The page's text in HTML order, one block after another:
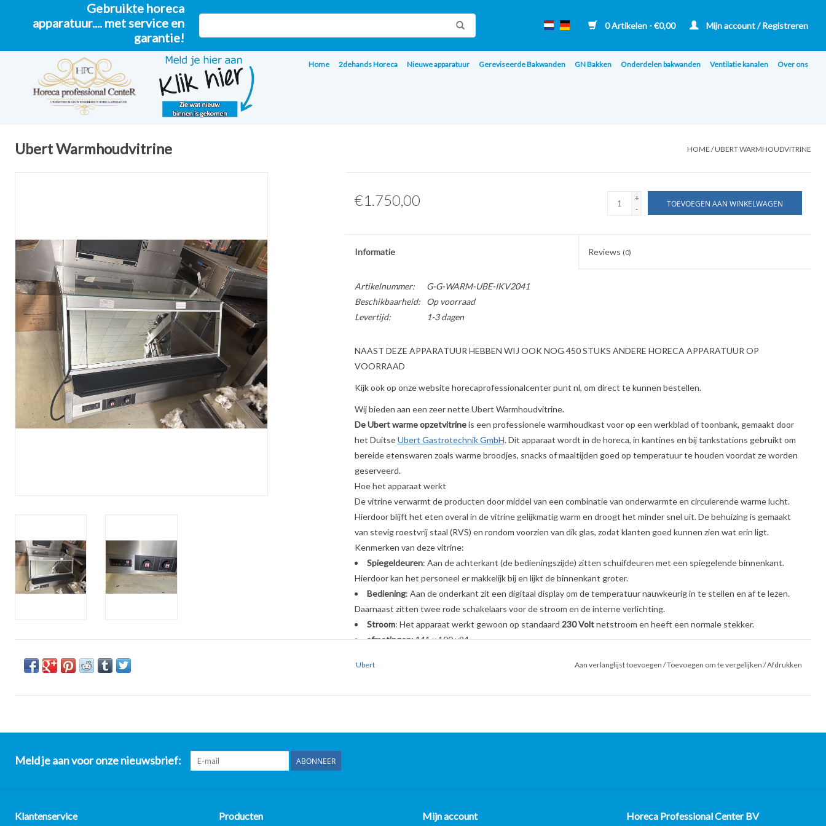
Gebruikte horeca
apparatuur.... met service en
garantie!
0 Artikelen - €0,00 Mijn account / Registreren
Home 2dehands Horeca Nieuwe apparatuur Gereviseerde Bakwanden GN Bakken Onderdelen bakwanden Ventilatie kanalen Over ons
Ubert Warmhoudvitrine HOME /UBERT WARMHOUDVITRINE
€1.750,00
+
-
TOEVOEGEN AAN WINKELWAGEN
Informatie Reviews (0)
Artikelnummer:
G-G-WARM-UBE-IKV2041
Beschikbaarheid:
Op voorraad
Levertijd:
1-3 dagen
NAAST DEZE APPARATUUR HEBBEN WIJ OOK NOG 450 STUKS ANDERE HORECA APPARATUUR OP
VOORRAAD
Kijk ook op onze website horecaprofessionalcenter punt nl, om direct te kunnen bestellen.
Wij bieden aan een zeer nette Ubert Warmhoudvitrine.
De Ubert warme opzetvitrineis een professionele warmhoudkast voor op een werkblad of toonbank, gemaakt door
het DuitseUbert Gastrotechnik GmbH. Dit apparaat wordt in de horeca, in kantines en bij tankstations gebruikt om
bereide etenswaren zoals warme broodjes, snacks of maaltijden goed op temperatuur te houden voordat ze worden
geserveerd.
Hoe het apparaat werkt
De vitrine verwarmt de producten door middel van een combinatie van onderwarmte en circulerende warme lucht.
Hierdoor blijft het eten overal in de vitrine gelijkmatig warm en droogt het minder snel uit. De behuizing is gemaakt
van stevig roestvrij staal (RVS) en rondom voorzien van dik glas, zodat klanten goed kunnen zien wat erin ligt.
Kenmerken van deze vitrine:
Spiegeldeuren: Aan de achterkant (de bedieningszijde) zitten schuifdeuren met een spiegelende binnenkant.
Hierdoor kan het personeel er makkelijk bij en lijkt de binnenkant groter.
Bediening: Aan de onderkant zit een digitaal display om de temperatuur nauwkeurig in te stellen en af te lezen.
Daarnaast zitten twee rode schakelaars voor de stroom en de interne verlichting.
Stroom: Het apparaat werkt gewoon op standaard 230 Voltnetstroom en heeft een normale stekker.
afmetingen:141 x 100 x84
*Al onze prijzen zijn Excl. 21% BTW**
Nijverheidsweg-Noord 119
Ubert Aan verlanglijst toevoegen /Toevoegen om te vergelijken /Afdrukken
Meld je aan voor onze nieuwsbrief: ABONNEER
Klantenservice Producten Mijn account Horeca Professional Center BV